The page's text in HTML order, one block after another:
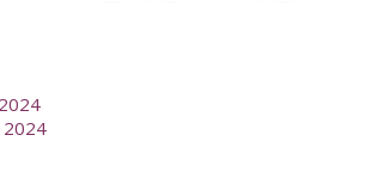
2024